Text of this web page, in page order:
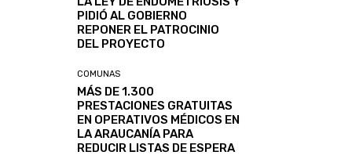
PIDIÓ AL GOBIERNO
REPONER EL PATROCINIO
DEL PROYECTO
COMUNAS
MÁS DE 1.300
PRESTACIONES GRATUITAS
EN OPERATIVOS MÉDICOS EN
LA ARAUCANÍA PARA
REDUCIR LISTAS DE ESPERA